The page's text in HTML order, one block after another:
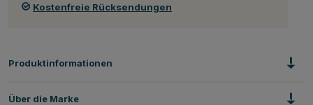
Kostenfreie Rücksendungen
Produktinformationen
Über die Marke